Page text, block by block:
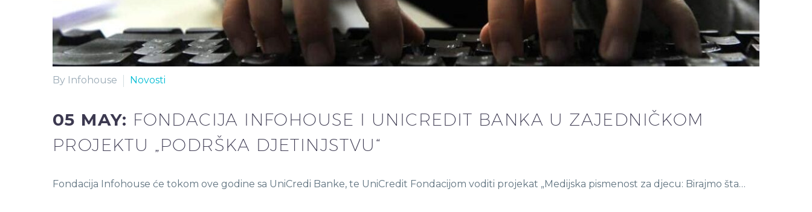
By Infohouse Novosti
05 MAY: FONDACIJA INFOHOUSE I UNICREDIT BANKA U ZAJEDNIČKOM
PROJEKTU „PODRŠKA DJETINJSTVU“
Fondacija Infohouse će tokom ove godine sa UniCredi Banke, te UniCredit Fondacijom voditi projekat „Medijska pismenost za djecu: Birajmo šta…